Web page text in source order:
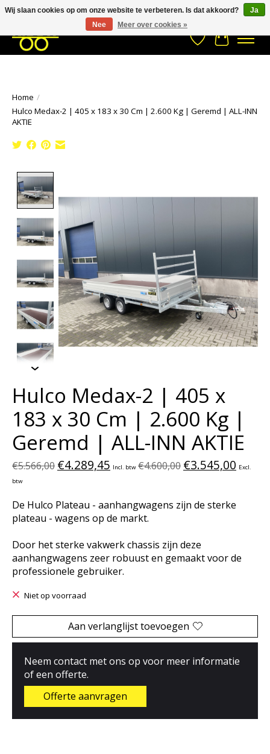
033- 2470 538 info@kraaybv.com Stuur een Whatsapp bericht
Verlanglijst
Home /
Hulco Medax-2 | 405 x 183 x 30 Cm | 2.600 Kg | Geremd | ALL-INN
AKTIE
Hulco Medax-2 | 405 x
183 x 30 Cm | 2.600 Kg |
Geremd | ALL-INN AKTIE
€5.566,00 €4.289,45 Incl. btw €4.600,00 €3.545,00 Excl.
btw
De Hulco Plateau - aanhangwagens zijn de sterke
plateau - wagens op de markt.
Door het sterke vakwerk chassis zijn deze
aanhangwagens zeer robuust en gemaakt voor de
professionele gebruiker.
Niet op voorraad
Aan verlanglijst toevoegen
Neem contact met ons op voor meer informatie
of een offerte.
Offerte aanvragen
Wij slaan cookies op om onze website te verbeteren. Is dat akkoord?
Ja
Nee
Meer over cookies »